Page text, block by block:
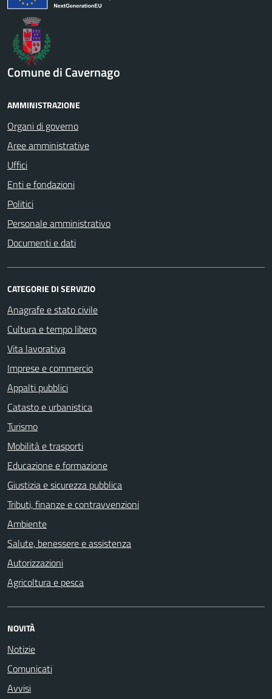
Comune di Cavernago
AMMINISTRAZIONE
Organi di governo
Aree amministrative
Uffici
Enti e fondazioni
Politici
Personale amministrativo
Documenti e dati
CATEGORIE DI SERVIZIO
Anagrafe e stato civile
Cultura e tempo libero
Vita lavorativa
Imprese e commercio
Appalti pubblici
Catasto e urbanistica
Turismo
Mobilità e trasporti
Educazione e formazione
Giustizia e sicurezza pubblica
Tributi, finanze e contravvenzioni
Ambiente
Salute, benessere e assistenza
Autorizzazioni
Agricoltura e pesca
NOVITÀ
Notizie
Comunicati
Avvisi